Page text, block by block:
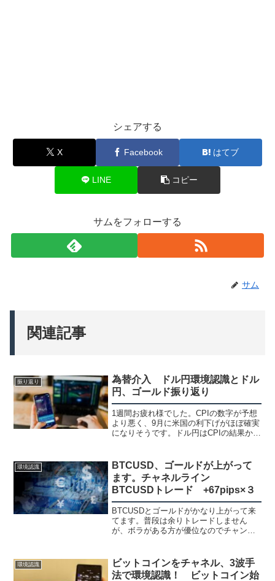
シェアする
X Facebook はてブ
LINE コピー
サムをフォローする
サム
関連記事
振り返り
為替介入 ドル円環境認識とドル
円、ゴールド振り返り
1週間お疲れ様でした。CPIの数字が予想
より悪く、9月に米国の利下げがほぼ確実
になりそうです。ドル円はCPIの結果から
言われています。まだ、介入だはっきり
決まってないみ...
環境認識
BTCUSD、ゴールドが上がって
ます。チャネルライン
BTCUSDトレード +67pips×３
BTCUSDとゴールドがかなり上がって来
てます。普段は余りトレードしません
が、ボラがある方が優位なのでチャンス
です。【新規口座開設ボーナス】
FXGT:15000円...
環境認識
ビットコインをチャネル、3波手
法で環境認識！ ビットコイン始